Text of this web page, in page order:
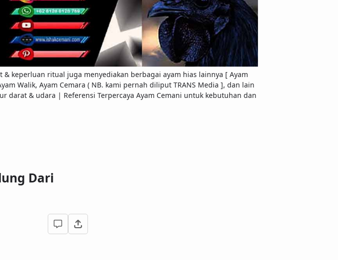
& keperluan ritual juga menyediakan berbagai ayam hias lainnya [ Ayam
Walik, Ayam Cemara ( NB. kami pernah diliput TRANS Media ], dan lain
darat & udara | Referensi Terpercaya Ayam Cemani untuk kebutuhan dan
Dari